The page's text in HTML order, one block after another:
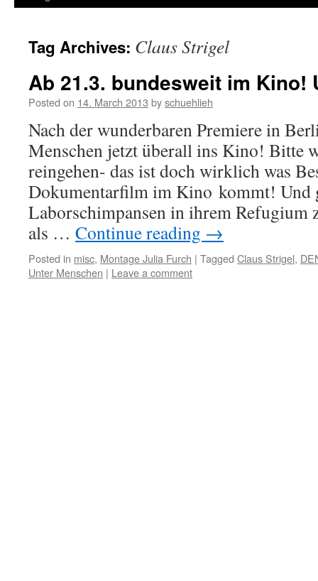
Tag Archives: Claus Strigel
Ab 21.3. bundesweit im Kino!
Posted on 14. March 2013 byschuehlieh
Nach der wunderbaren Premiere in
Menschen jetzt überall ins Kino! Bitte
reingehen- das ist doch wirklich was
Dokumentarfilm im Kino kommt! Und
Laborschimpansen in ihrem Refugium
als … Continue reading →
Posted in misc, Montage Julia Furch | Tagged Claus Strigel,
Unter Menschen | Leave a comment